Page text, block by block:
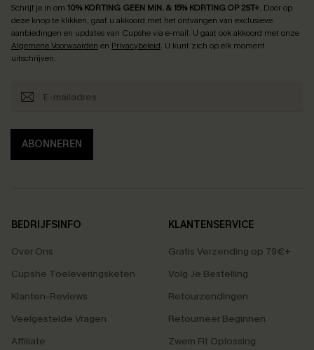
Schrijf je in om 10% KORTING GEEN MIN. & 15% KORTING OP 2ST+. Door op
deze knop te klikken, gaat u akkoord met het ontvangen van exclusieve
aanbiedingen en updates van Cupshe via e-mail. U gaat ook akkoord met onze
Algemene Voorwaarden en Privacybeleid. U kunt zich op elk moment
uitschrijven.
ABONNEREN
BEDRIJFSINFO
Over Ons
Cupshe Toeleveringsketen
Klanten-Reviews
Veelgestelde Vragen
Affiliate
KLANTENSERVICE
Gratis Verzending op 79€+
Volg Je Bestelling
Retourzendingen
Retourneer Beginnen
Zwem Fit Oplossing